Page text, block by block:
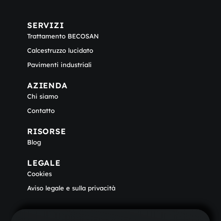
SERVIZI
Trattamento BECOSAN
Calcestruzzo lucidato
Pavimenti industriali
AZIENDA
Chi siamo
Contatto
RISORSE
Blog
LEGALE
Cookies
Aviso legale e sulla privacità